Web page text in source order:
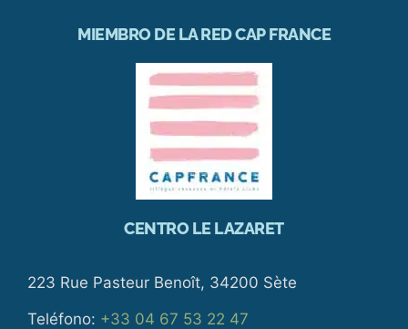
MIEMBRO DE LA RED CAP FRANCE
CENTRO LE LAZARET
223 Rue Pasteur Benoît, 34200 Sète
Teléfono: +33 04 67 53 22 47